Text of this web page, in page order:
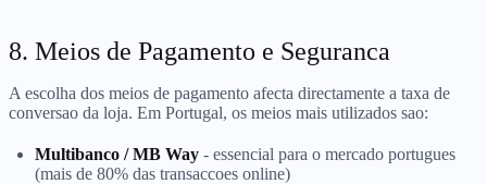
8. Meios de Pagamento e Seguranca
A escolha dos meios de pagamento afecta directamente a taxa de
conversao da loja. Em Portugal, os meios mais utilizados sao:
Multibanco / MB Way - essencial para o mercado portugues
(mais de 80% das transaccoes online)